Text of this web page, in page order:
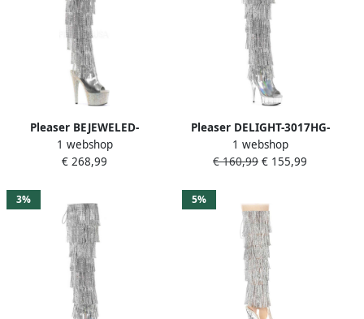
Pleaser BEJEWELED-
3019RSF-7 Plateau Overknee
Laarzen 42 Shoes
1 webshop
€ 268,99
Pleaser DELIGHT-3017HG-
RSF Plateau overknee
Laarzen 41 Shoes
1 webshop
€ 160,99 € 155,99
3% 5%